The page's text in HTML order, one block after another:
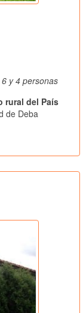
y 4 personas
rural del País
de Deba